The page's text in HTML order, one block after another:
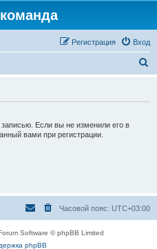
Вход
Регистрация
Если вы не изменили его в
вами при регистрации.
Часовой пояс: UTC+03:00
Software © phpBB Limited
phpBB